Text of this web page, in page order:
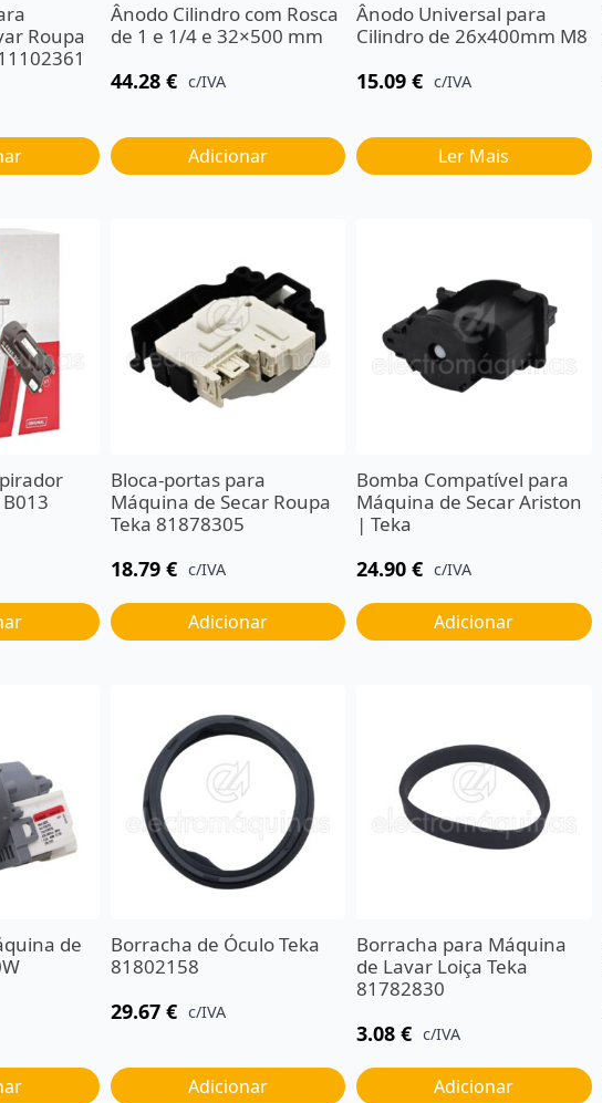
Roupa
Ânodo Cilindro com Rosca
de 1 e 1/4 e 32×500 mm
44.28 € c/IVA
Adicionar
Ânodo Universal para
Cilindro de 26x400mm M8
15.09€ c/IVA
Ler Mais
Bloca-portas para
Máquina de Secar Roupa
Teka 81878305
18.79 € c/IVA
Adicionar
Bomba Compatível para
Máquina de Secar Ariston
| Teka
24.90€ c/IVA
Adicionar
de
Borracha de Óculo Teka
81802158
29.67 € c/IVA
Adicionar
Borracha para Máquina
de Lavar Loiça Teka
81782830
3.08€ c/IVA
Adicionar